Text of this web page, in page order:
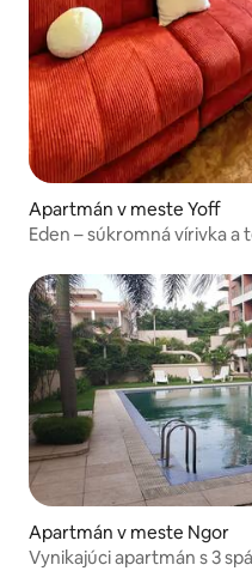
Apartmán v meste Yoff
Eden – súkromná vírivka a
Apartmán v meste Ngor
Vynikajúci apartmán s 3